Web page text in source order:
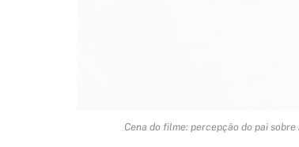
Cena do filme: percepção do pai